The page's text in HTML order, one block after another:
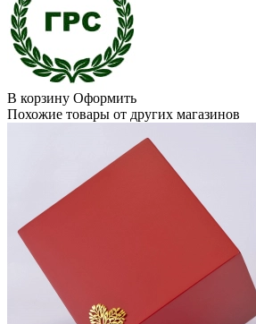
В корзину Оформить
Похожие товары от других магазинов